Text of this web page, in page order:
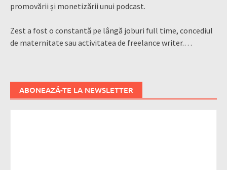
promovării și monetizării unui podcast.
Zest a fost o constantă pe lângă joburi full time, concediul
de maternitate sau activitatea de freelance writer.…
ABONEAZĂ-TE LA NEWSLETTER